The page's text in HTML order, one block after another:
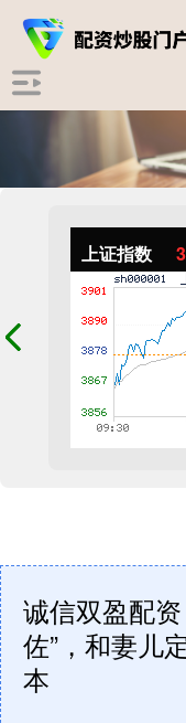
上证指数
诚信双盈配
佐”，和妻儿
本